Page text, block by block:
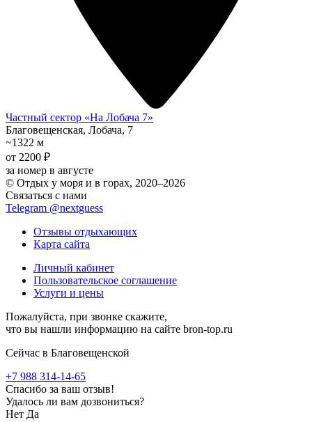
Частный сектор «На Лобача 7»
Благовещенская, Лобача, 7
~1322 м
от 2200 ₽
за номер в августе
© Отдых у моря и в горах, 2020–2026
Связаться с нами
Telegram @nextguess
Отзывы отдыхающих
Карта сайта
Личный кабинет
Пользовательское соглашение
Услуги и цены
Пожалуйста, при звонке скажите,
что вы нашли информацию на сайте bron-top.ru
Сейчас в Благовещенской
+7 988 314-14-65
Спасибо за ваш отзыв!
Удалось ли вам дозвониться?
Нет Да